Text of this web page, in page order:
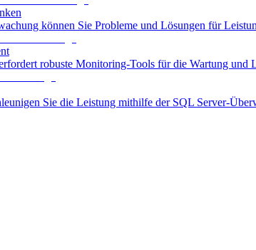
können Sie Probleme und Lösungen für
robuste Monitoring-Tools für die Wartung und
Sie die Leistung mithilfe der SQL Server-